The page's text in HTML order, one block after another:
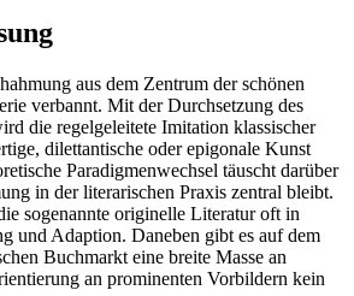
aus dem Zentrum der schönen
verbannt. Mit der Durchsetzung des
die regelgeleitete Imitation klassischer
dilettantische oder epigonale Kunst
Paradigmenwechsel täuscht darüber
in der literarischen Praxis zentral bleibt.
sogenannte originelle Literatur oft in
und Adaption. Daneben gibt es auf dem
Buchmarkt eine breite Masse an
an prominenten Vorbildern kein